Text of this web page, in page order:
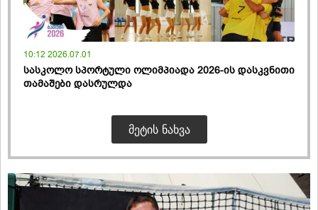
10:12 2026.07.01
სასკოლო სპორტული ოლიმპიადა 2026-ის დასკვნითი
თამაშები დასრულდა
ᲛᲔᲢᲘᲡ ᲜᲐᲮᲕᲐ